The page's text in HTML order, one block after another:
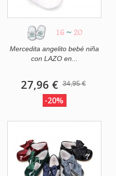
16 ~ 20
Mercedita angelito bebé niña
con LAZO en...
27,96 € 34,95 €
-20%